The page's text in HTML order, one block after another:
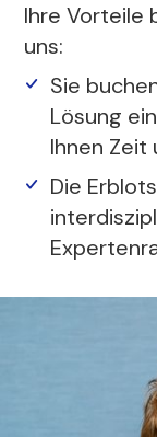
Ihre Vorteile
uns:
Sie
Lösung
Ihnen Zeit
Die